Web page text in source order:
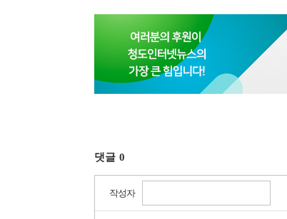
댓글 0
작성자